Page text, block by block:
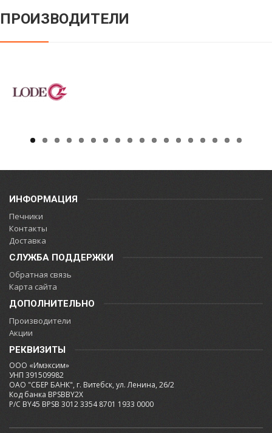
ПРОИЗВОДИТЕЛИ
ИНФОРМАЦИЯ
Печники
Контакты
Доставка
СЛУЖБА ПОДДЕРЖКИ
Обратная связь
Карта сайта
ДОПОЛНИТЕЛЬНО
Производители
Акции
РЕКВИЗИТЫ
ООО «Имэксим»
УНП 391509982
ОАО "СБЕР БАНК", г. Витебск, ул. Ленина, 26/2
Код банка BPSBBY2X
Р/С BY45 BPSB 3012 3354 8701 1933 0000